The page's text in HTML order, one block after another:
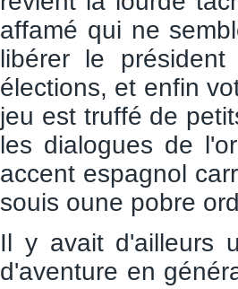
affamé qui ne
libérer le
élections, et enfin
jeu est truffé de
les dialogues de
accent espagnol
souis oune pobre
Il y avait d'ailleurs
d'aventure en